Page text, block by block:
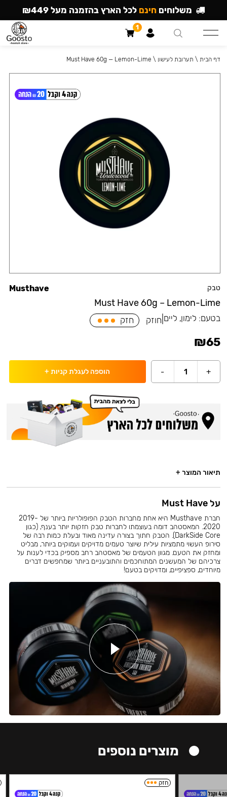
טבק
Must Have 60g – Lemon-Lime
Musthave
בטעם: לימון, ליים חוזק חזק
₪65
+
1
- הוספה לעגלת קניות +
דף הבית \ תערובת לעישון \
Must Have 60g — Lemon-Lime
תיאור המוצר +
על Must Have
חברת Musthave היא אחת מחברות הטבק הפופולריות ביותר של 2019-
2020. המאסטהב דומה בעוצמתו לחברות טבק חזקות יותר בענף, (כגון
DarkSide Core). הטבק חתוך בצורה עדינה מאוד ובעלת כמות רבה של
סירופ העשוי מתמציות עילית שיוצר טעמים מדויקים ועמוקים ביותר, מבליט
ומחזק את הטעם. מגוון הטעמים של מאסטהב רחב מספיק בכדי לענות על
צרכיהם של המעשנים המתוחכמים והתובעניים ביותר שמחפשים דברים
מיוחדים, ספציפיים, ומדויקים בטעם!
מוצרים נוספים
חזק
משלוחים חינם לכל הארץ בהזמנה מעל ₪449
1